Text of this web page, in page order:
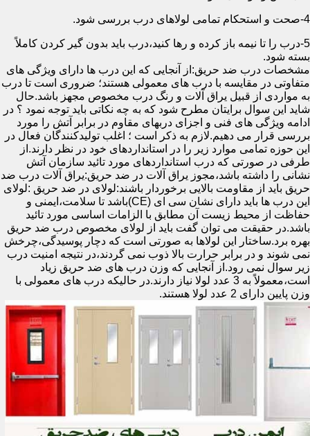
4-صحت و استحکام تمامی لولاهای درب بررسی شود.
5-درب را تا نیمه باز کرده و رها کنید،درب باید بدون گیر کردن کاملاً
بسته شود.
مشخصات درب ضد حریق:از آنجایی که این درب ها دارای ویژگی های
متفاوتی در مقایسه با درب های معمولی هستند؛ ضروری است تا درب
به مواردی از قبیل یراق آلات و رنگ درب مخصوص مجهز باشد.حال
شاید این سوال برایتان مطرح شود که به چه نکاتی باید توجه نمود ؟ در
ادامه ویژگی های فنی و اجزای دربهای مقاوم در برابر آتش را مورد
بررسی قرار می دهیم.لازم به ذکر است ؛ اغلب تولیدکنندگان فعال در
این حوزه تمامی موارد زیر را در استانداردهای خود در نظر دارند.از
طرفی در صورتی که درب استانداردهای مورد تائید سازمان آتش
نشانی را داشته باشد،مجوز یراق آلات در ضد حریق:یراق آلات درب ضد
حریق باید از مقاومت بالایی برخوردار باشند:لولای در ضد حریق :لولای
این درب ها باید دارای نشان سی ای (CE)باشد تا سلامت،ایمنی و
حفاظت از محیط زیست آن مطابق با الزامات اساسی مورد تائید
باشد.در حقیقت می توان گفت باید از لولای مخصوص درب ضد حریق
بهره برد.ساختار این لولاها به صورتی است که دچار پوسیدگی،چرخش
نمی شوند و در برابر حرارت بالا ذوب نمی گردند،در نتیجه امنیت درب
زیر سوال نمی رود.از آنجایی که وزن درب های ضد حریق زیاد
است،معمولاً به 3 عدد لولا نیاز دارند.در حالیکه درب های معمولی با
وزن پایین دارای 2 عدد لولا هستند.